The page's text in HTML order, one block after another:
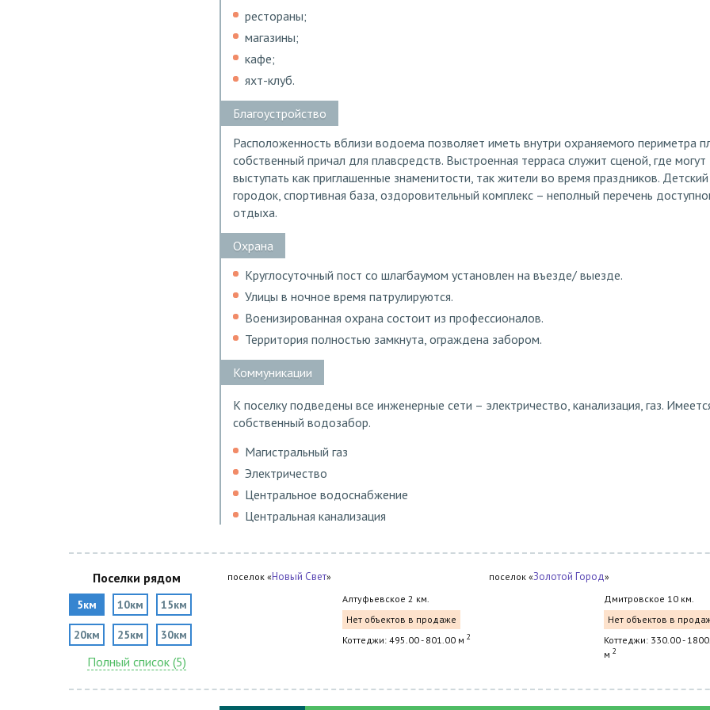
рестораны;
магазины;
кафе;
яхт-клуб.
Благоустройство
Расположенность вблизи водоема позволяет иметь внутри охраняемого периметра
собственный причал для плавсредств. Выстроенная терраса служит сценой, где могут
выступать как приглашенные знаменитости, так жители во время праздников. Детский
городок, спортивная база, оздоровительный комплекс – неполный перечень
отдыха.
Охрана
Круглосуточный пост со шлагбаумом установлен на въезде/ выезде.
Улицы в ночное время патрулируются.
Военизированная охрана состоит из профессионалов.
Территория полностью замкнута, ограждена забором.
Коммуникации
К поселку подведены все инженерные сети – электричество, канализация, газ.
собственный водозабор.
Магистральный газ
Электричество
Центральное водоснабжение
Центральная канализация
Поселки рядом
5км 10км 15км
20км 25км 30км
Полный список (5)
поселок «Новый Свет»
Алтуфьевское 2 км.
Нет объектов в продаже
Коттеджи: 495.00 - 801.00 м 2
поселок «Золотой Город»
Дмитровское 10 км.
Нет объектов в
Коттеджи: 330.00 -
м 2